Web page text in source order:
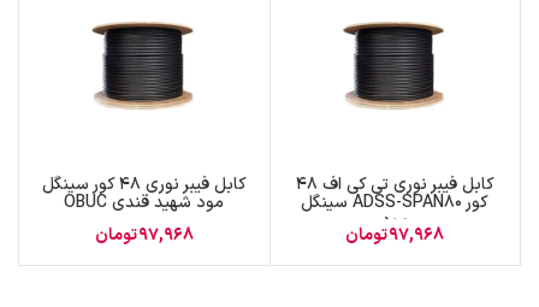
کابل فیبر نوری تی کی اف 48
کور ADSS-SPAN80 سینگل
مود
97,968تومان
کابل فیبر نوری 48 کور سینگل
مود شهید قندی OBUC
97,968تومان